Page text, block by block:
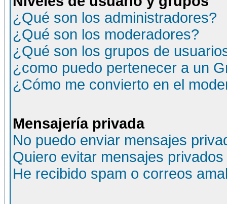
¿Qué son los administradores?
¿Qué son los moderadores?
¿Qué son los grupos de
¿como puedo pertenecer a un
¿Cómo me convierto en el
Mensajería privada
No puedo enviar mensajes
Quiero evitar mensajes
He recibido spam o correos